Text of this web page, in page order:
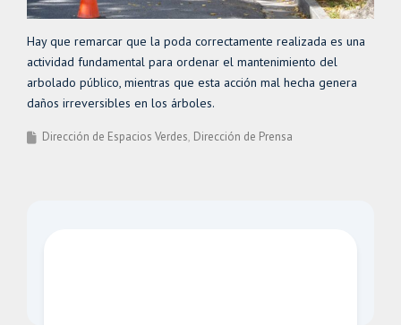
Hay que remarcar que la poda correctamente realizada es una
actividad fundamental para ordenar el mantenimiento del
arbolado público, mientras que esta acción mal hecha genera
daños irreversibles en los árboles.
Dirección de Espacios Verdes Dirección de Prensa